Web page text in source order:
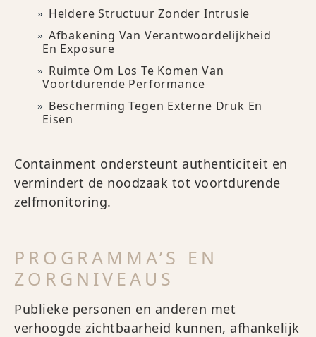
Heldere Structuur Zonder Intrusie
Afbakening Van Verantwoordelijkheid
En Exposure
Ruimte Om Los Te Komen Van
Voortdurende Performance
Bescherming Tegen Externe Druk En
Eisen
Containment ondersteunt authenticiteit en
vermindert de noodzaak tot voortdurende
zelfmonitoring.
PROGRAMMA’S EN
ZORGNIVEAUS
Publieke personen en anderen met
verhoogde zichtbaarheid kunnen, afhankelijk